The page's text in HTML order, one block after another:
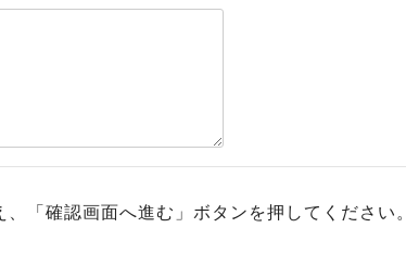
、「確認画面へ進む」ボタンを押してください。